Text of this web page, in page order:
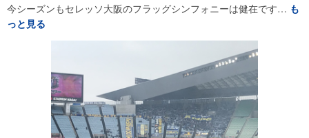
今シーズンもセレッソ大阪のフラッグシンフォニーは健在です… も
っと見る